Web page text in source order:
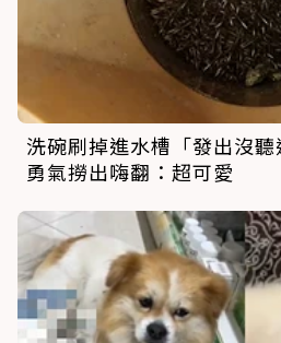
洗碗刷掉進水槽「發出沒
勇氣撈出嗨翻：超可愛